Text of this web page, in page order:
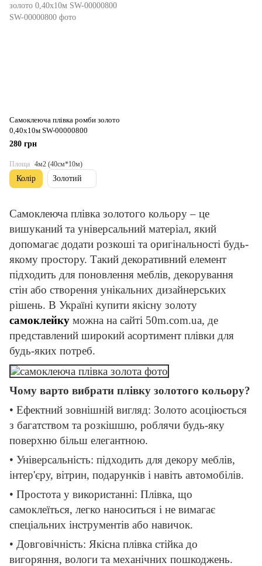
Самоклеюча плівка ромби золото
0,40х10м SW-00000800
280 грн
Площа 4м2 (40см*10м)
Самоклеюча плівка золотого кольору – це
вишуканий та універсальний матеріал, який
допомагає додати розкоші та оригінальності будь-
якому простору. Такий декоративний елемент
підходить для поновлення меблів, декорування
стін або створення унікальних дизайнерських
рішень. В Україні купити якісну золоту
самоклейку можна на сайті 50m.com.ua, де
представлений широкий асортимент плівки для
будь-яких потреб.
Чому варто вибрати плівку золотого кольору?
• Ефектний зовнішній вигляд: Золото асоціюється
з багатством та розкішшю, роблячи будь-яку
поверхню більш елегантною.
• Універсальність: підходить для декору меблів,
інтер'єру, вітрин, подарунків і навіть автомобілів.
• Простота у використанні: Плівка, що
самоклеїться, легко наноситься і не вимагає
спеціальних інструментів або навичок.
• Довговічність: Якісна плівка стійка до
вигоряння, вологи та механічних пошкоджень.
Колір Золотий